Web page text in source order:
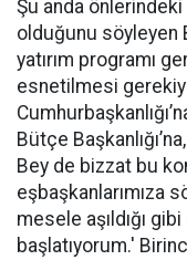
Şu anda
olduğunu söyleyen
yatırım programı
esnetilmesi
Bütçe
Bey de bizzat bu
eşbaşkanlarımıza
mesele aşıldığı
başlatıyorum.'